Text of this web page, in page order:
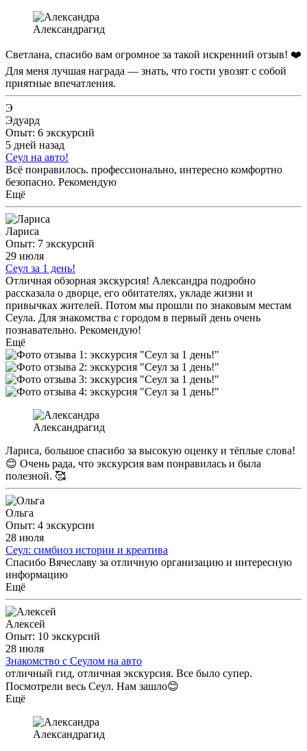
Александрагид
Светлана, спасибо вам огромное за такой искренний отзыв! ❤️
Для меня лучшая награда — знать, что гости увозят с собой
приятные впечатления.
Э
Эдуард
Опыт: 6 экскурсий
5 дней назад
Сеул на авто!
Всё понравилось. профессионально, интересно комфортно
безопасно. Рекомендую
Ещё
Лариса
Опыт: 7 экскурсий
29 июля
Сеул за 1 день!
Отличная обзорная экскурсия! Александра подробно
рассказала о дворце, его обитателях, укладе жизни и
привычках жителей. Потом мы прошли по знаковым местам
Сеула. Для знакомства с городом в первый день очень
познавательно. Рекомендую!
Ещё
Александрагид
Лариса, большое спасибо за высокую оценку и тёплые слова!
😊 Очень рада, что экскурсия вам понравилась и была
полезной. 🥰
Ольга
Опыт: 4 экскурсии
28 июля
Сеул: симбиоз истории и креатива
Спасибо Вячеславу за отличную организацию и интересную
информацию
Ещё
Алексей
Опыт: 10 экскурсий
28 июля
Знакомство с Сеулом на авто
отличный гид, отличная экскурсия. Все было супер.
Посмотрели весь Сеул. Нам зашло😊
Ещё
Александрагид